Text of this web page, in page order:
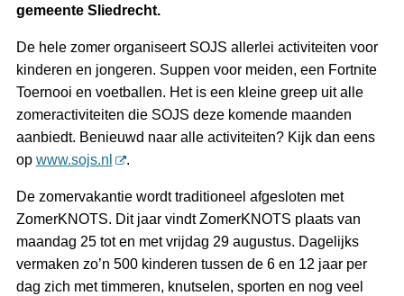
gemeente Sliedrecht.
De hele zomer organiseert SOJS allerlei activiteiten voor
kinderen en jongeren. Suppen voor meiden, een Fortnite
Toernooi en voetballen. Het is een kleine greep uit alle
zomeractiviteiten die SOJS deze komende maanden
aanbiedt. Benieuwd naar alle activiteiten? Kijk dan eens
op www.sojs.nl .
De zomervakantie wordt traditioneel afgesloten met
ZomerKNOTS. Dit jaar vindt ZomerKNOTS plaats van
maandag 25 tot en met vrijdag 29 augustus. Dagelijks
vermaken zo’n 500 kinderen tussen de 6 en 12 jaar per
dag zich met timmeren, knutselen, sporten en nog veel